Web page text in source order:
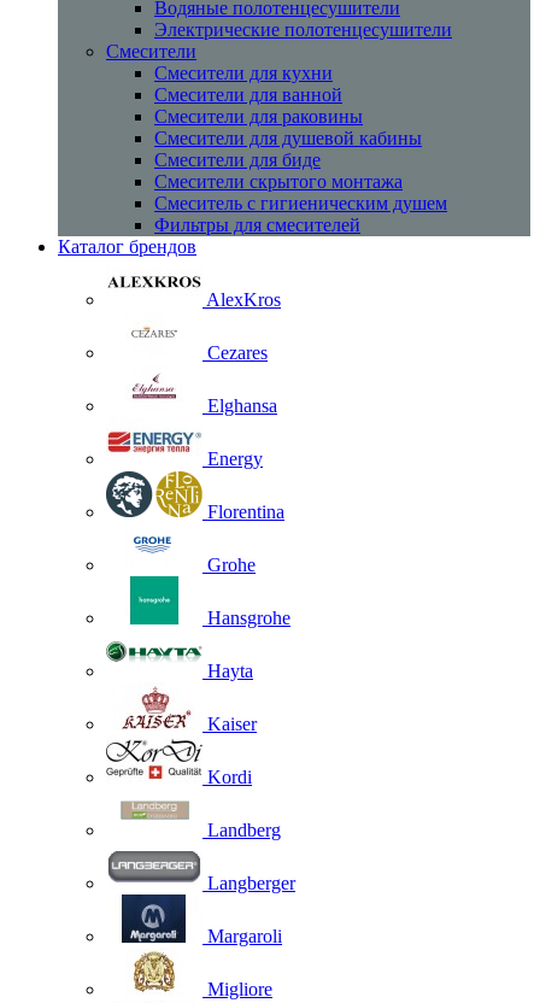
Водяные полотенцесушители
Электрические полотенцесушители
Смесители
Смесители для кухни
Смесители для ванной
Смесители для раковины
Смесители для душевой кабины
Смесители для биде
Смесители скрытого монтажа
Смеситель с гигиеническим душем
Фильтры для смесителей
Каталог брендов
AlexKros
Cezares
Elghansa
Energy
Florentina
Grohe
Hansgrohe
Hayta
Kaiser
Kordi
Landberg
Langberger
Margaroli
Migliore